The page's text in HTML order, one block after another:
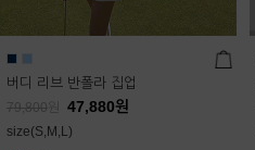
버디 리브 반폴라 집업
79,800 47,880원
size(S,M,L)